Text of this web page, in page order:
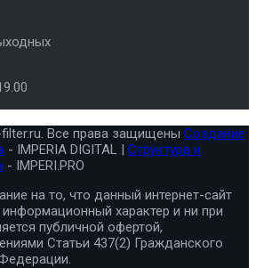
Все права защищены Создание
- IMPERIA DIGITAL | Структура и
- IMPERI.PRO
на то, что данный интернет-сайт
характер и ни при
публичной офертой,
Статьи 437(2) Гражданского